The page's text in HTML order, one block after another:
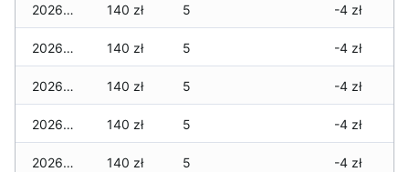
2026-03-31 140 zł 5 -4 zł
2026-03-30 140 zł 5 -4 zł
2026-03-29 140 zł 5 -4 zł
2026-03-28 140 zł 5 -4 zł
2026-03-27 140 zł 5 -4 zł